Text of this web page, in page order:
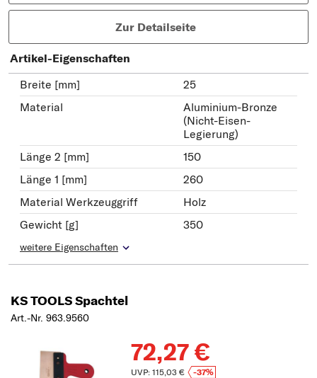
Zur Detailseite
Artikel-Eigenschaften
Breite [mm]
25
Material
Aluminium-Bronze
(Nicht-Eisen-
Legierung)
Länge 2 [mm]
150
Länge 1 [mm]
260
Material Werkzeuggriff
Holz
Gewicht [g]
350
weitere Eigenschaften
KS TOOLS Spachtel
Art.-Nr. 963.9560
72,27 €
UVP: 115,03 €
-37%